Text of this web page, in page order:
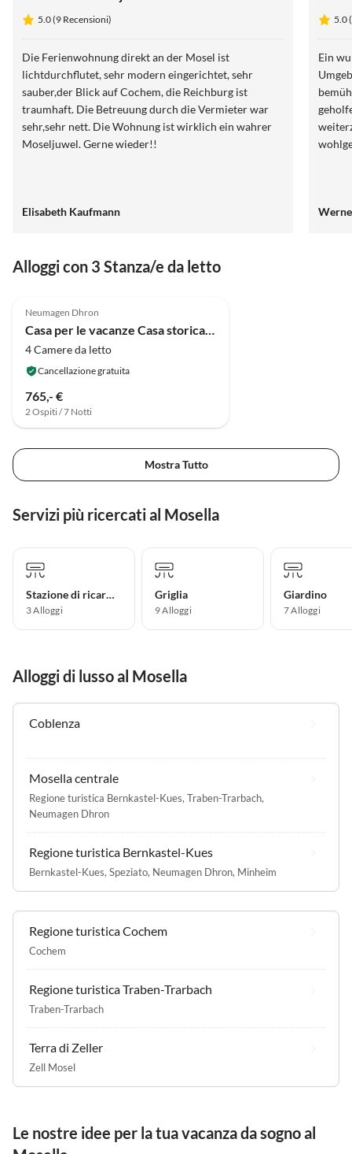
5.0 (9 Recensioni)
Die Ferienwohnung direkt an der Mosel ist
lichtdurchflutet, sehr modern eingerichtet, sehr
sauber,der Blick auf Cochem, die Reichburg ist
traumhaft. Die Betreuung durch die Vermieter war
sehr,sehr nett. Die Wohnung ist wirklich ein wahrer
Moseljuwel. Gerne wieder!!
Elisabeth Kaufmann
5.0
Ein
Alloggi con 3 Stanza/e da letto
Neumagen Dhron
Casa per le vacanze Casa storica sulla Mosella a Neumagen-Dhron
4 Camere da letto
Cancellazione gratuita
765,- €
2 Ospiti / 7 Notti
Mostra Tutto
Servizi più ricercati al Mosella
Stazione di ricarica per auto elettriche
3 Alloggi
Griglia
9 Alloggi
Giardino
7 Alloggi
Alloggi di lusso al Mosella
Coblenza
Mosella centrale
Regione turistica Bernkastel-Kues, Traben-Trarbach,
Neumagen Dhron
Regione turistica Bernkastel-Kues
Bernkastel-Kues, Speziato, Neumagen Dhron, Minheim
Regione turistica Cochem
Cochem
Regione turistica Traben-Trarbach
Traben-Trarbach
Terra di Zeller
Zell Mosel
Le nostre idee per la tua vacanza da sogno al